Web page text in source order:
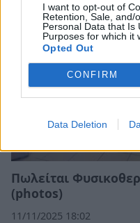
I want to opt-out of
Retention, Sale, and/
Personal Data that Is
Purposes for which it
Opted Out
CONFIRM
Data Deletion
Πωλείται
(photos)
11/11/2025 18:02